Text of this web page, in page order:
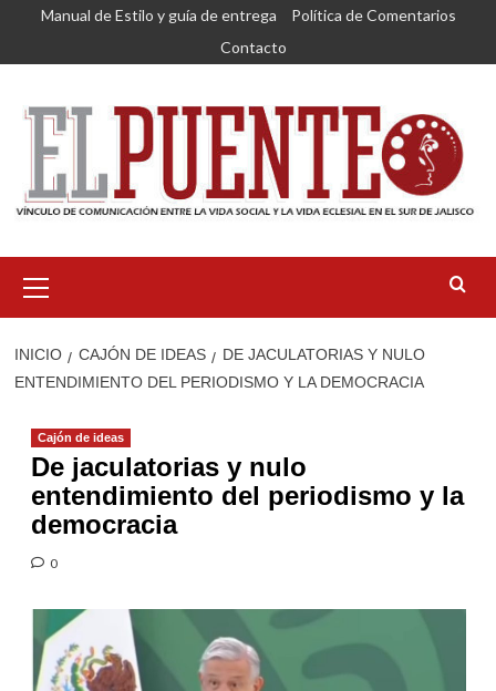
Saltar
contenido
Manual de Estilo y guía de entrega
Política de Comentarios
Contacto
primario
INICIO CAJÓN DE IDEAS
DE JACULATORIAS Y NULO
ENTENDIMIENTO DEL PERIODISMO Y LA DEMOCRACIA
Cajón de ideas
De jaculatorias y nulo
entendimiento del periodismo y la
democracia
0